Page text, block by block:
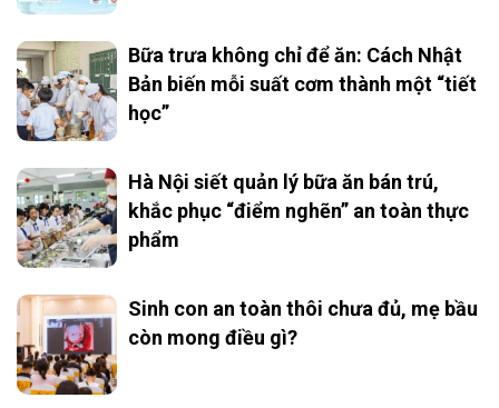
Bữa trưa không chỉ để ăn: Cách Nhật
Bản biến mỗi suất cơm thành một “tiết
học”
Hà Nội siết quản lý bữa ăn bán trú,
khắc phục “điểm nghẽn” an toàn thực
phẩm
Sinh con an toàn thôi chưa đủ, mẹ bầu
còn mong điều gì?